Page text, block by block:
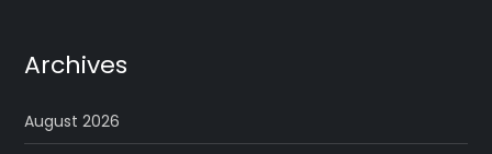
Archives
August 2026